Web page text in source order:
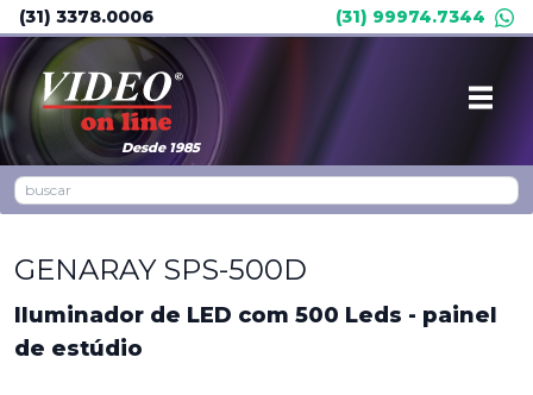
(31) 3378.0006 (31) 99974.7344
Desde 1985
GENARAY SPS-500D
Iluminador de LED com 500 Leds - painel
de estúdio